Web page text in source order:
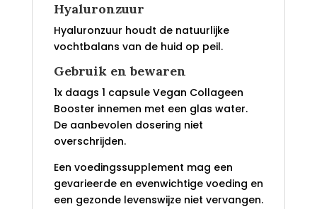
Hyaluronzuur
Hyaluronzuur houdt de natuurlijke
vochtbalans van de huid op peil.
Gebruik en bewaren
1x daags 1 capsule Vegan Collageen
Booster innemen met een glas water.
De aanbevolen dosering niet
overschrijden.
Een voedingssupplement mag een
gevarieerde en evenwichtige voeding en
een gezonde levenswijze niet vervangen.